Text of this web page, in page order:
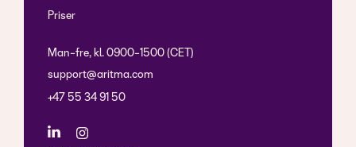
Priser
Man-fre, kl. 0900-1500 (CET)
support@aritma.com
+47 55 34 91 50